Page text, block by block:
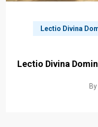
Lectio Divina
Lectio Divina
By